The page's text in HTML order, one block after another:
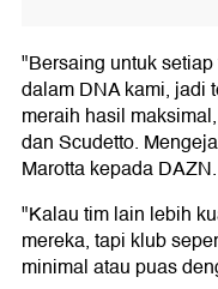
"Bersaing untuk
dalam DNA kami, jadi
meraih hasil
dan Scudetto.
Marotta kepada DAZN.
"Kalau tim lain lebih
mereka, tapi klub
minimal atau puas